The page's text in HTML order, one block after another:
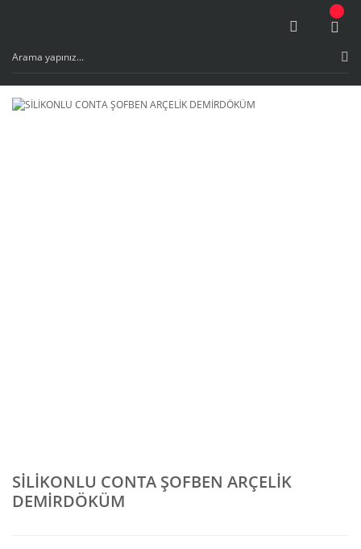
SİLİKONLU CONTA ŞOFBEN ARÇELİK
DEMİRDÖKÜM